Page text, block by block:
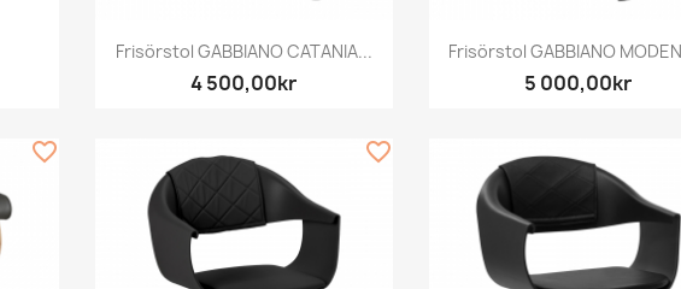
Snabbvy
Frisörstol GABBIANO CATANIA...
4 500,00kr
Snabbvy
Frisörstol GABBIANO
5 000,00kr
favorite_border favorite_border